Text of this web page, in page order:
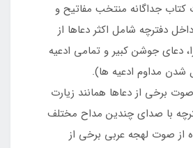
جداگانه منتخب مفاتیح و
دفترچه شامل اکثر دعاها از
دعاي جوشن کبير و تمامي ادعيه
شدن مداوم ادعيه ها).
برخی از دعاها همانند زیارت
با صدای چندین مداح مختلف
از صوت لهجه عربی برخی از